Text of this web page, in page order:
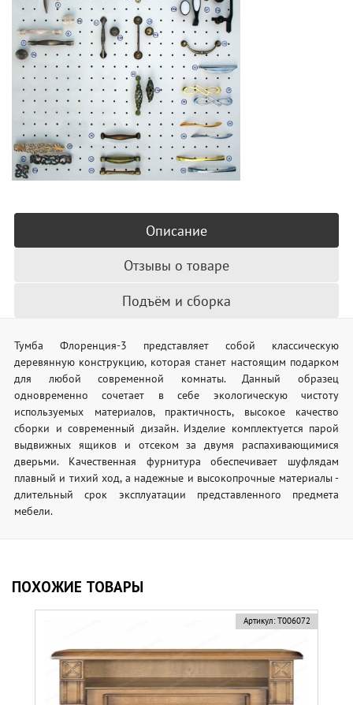
Описание
Отзывы о товаре
Подъём и сборка
Тумба Флоренция-3 представляет собой классическую
деревянную конструкцию, которая станет настоящим подарком
для любой современной комнаты. Данный образец
одновременно сочетает в себе экологическую чистоту
используемых материалов, практичность, высокое качество
сборки и современный дизайн. Изделие комплектуется парой
выдвижных ящиков и отсеком за двумя распахивающимися
дверьми. Качественная фурнитура обеспечивает шуфлядам
плавный и тихий ход, а надежные и высокопрочные материалы -
длительный срок эксплуатации представленного предмета
мебели.
ПОХОЖИЕ ТОВАРЫ
Артикул: Т006072